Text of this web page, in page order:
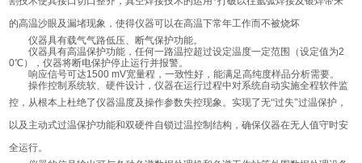
的高温沙眼及漏堵现象，使得仪器可以在高温下常年工作而不被烧坏
仪器具有载气气路低压、断气保护功能。
仪器具有高温保护功能，任何一路温控超过设定温度一定范围（设定值为2
0℃），仪器将断电保护停止运行并报警。
响应信号可达1500 mV宽量程，一致性好，能满足高纯度样品分析需要。
操作控制系统软、硬件设计，仪器在运行过程中对系统自动实施全程软件监
控，从根本上杜绝了仪器温度及操作参数失控现象。实现了无“过失"过温保护，
以及 主动式过温保护功能和双硬件自锁过温控制结构，确保仪器在无人值守时安
全运行。